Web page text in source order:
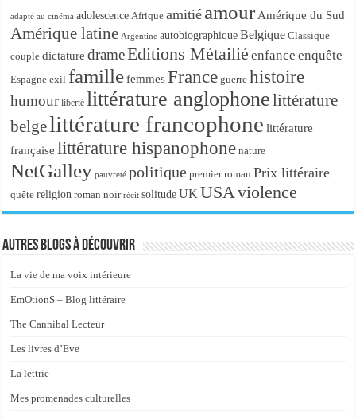
adapté au cinéma adolescence Afrique amitié amour Amérique du Sud
Amérique latine Argentine autobiographique Belgique Classique
couple dictature drameEditions Métailié enfance enquête
Espagne exil famille femmes France guerre histoire
humour liberté littérature anglophonelittérature
belgelittérature francophone littérature
française littérature hispanophone nature
NetGalley pauvreté politique premier roman Prix littéraire
quête religion roman noir récit solitude UK USAviolence
Autres blogs à découvrir
La vie de ma voix intérieure
EmOtionS – Blog littéraire
The Cannibal Lecteur
Les livres d’Eve
La lettrie
Mes promenades culturelles